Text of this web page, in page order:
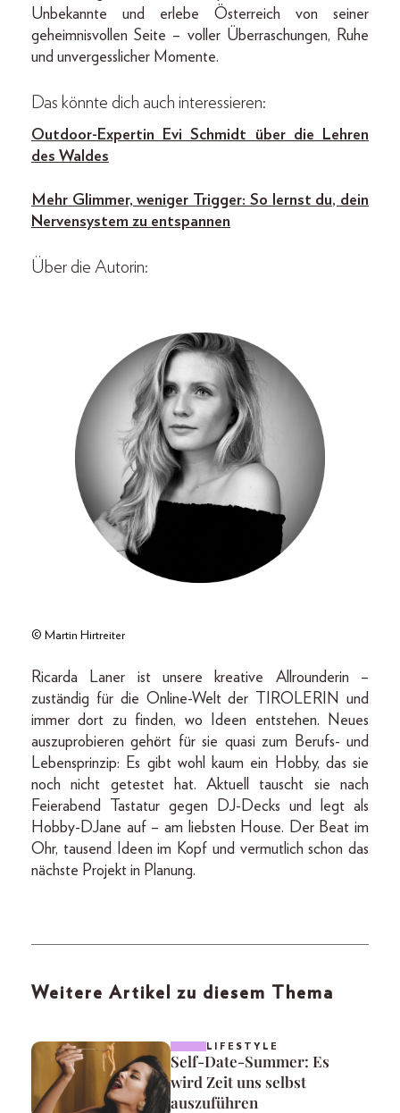
Unbekannte und erlebe Österreich von seiner
geheimnisvollen Seite – voller Überraschungen, Ruhe
und unvergesslicher Momente.
Das könnte dich auch interessieren:
Outdoor-Expertin Evi Schmidt über die Lehren
des Waldes
Mehr Glimmer, weniger Trigger: So lernst du, dein
Nervensystem zu entspannen
Über die Autorin:
© Martin Hirtreiter
Ricarda Laner ist unsere kreative Allrounderin –
zuständig für die Online-Welt der TIROLERIN und
immer dort zu finden, wo Ideen entstehen. Neues
auszuprobieren gehört für sie quasi zum Berufs- und
Lebensprinzip: Es gibt wohl kaum ein Hobby, das sie
noch nicht getestet hat. Aktuell tauscht sie nach
Feierabend Tastatur gegen DJ-Decks und legt als
Hobby-DJane auf – am liebsten House. Der Beat im
Ohr, tausend Ideen im Kopf und vermutlich schon das
nächste Projekt in Planung.
Weitere Artikel zu diesem Thema
LIFESTYLE
Self-Date-Summer: Es
wird Zeit uns selbst
auszuführen